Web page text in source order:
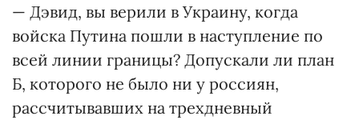
— Дэвид, вы верили в Украину, когда
войска Путина пошли в наступление по
всей линии границы? Допускали ли план
Б, которого не было ни у россиян,
рассчитывавших на трехдневный